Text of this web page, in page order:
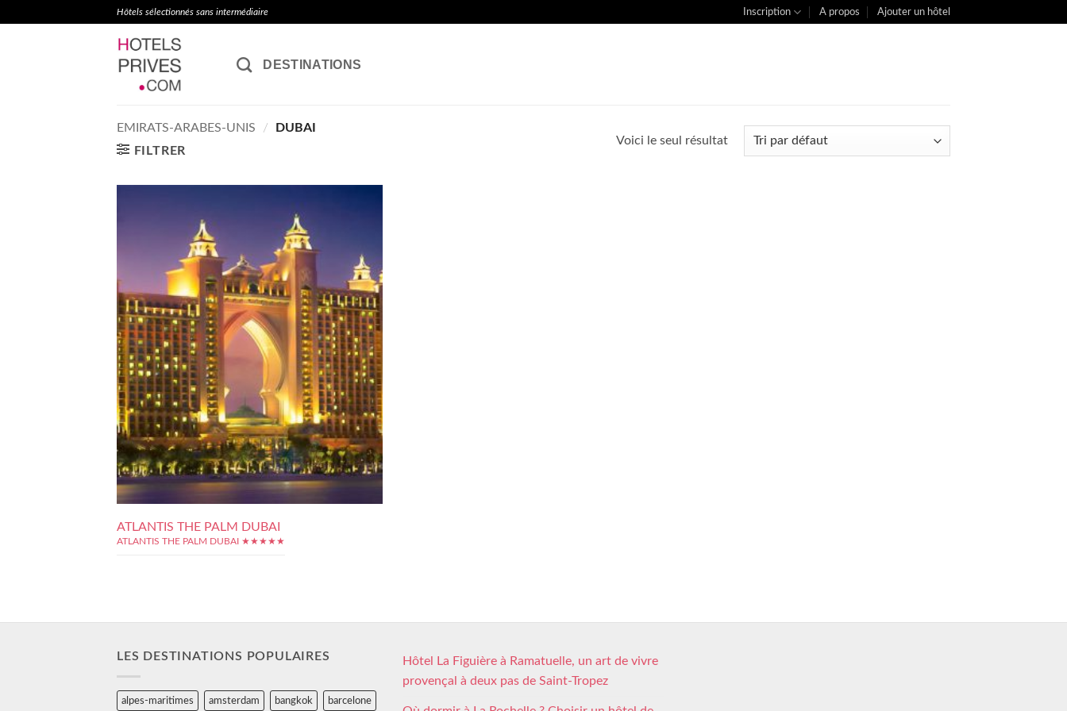
Hôtels sélectionnés sans intermédiaire Inscription A propos Ajouter un hôtel
DESTINATIONS
EMIRATS-ARABES-UNIS /
DUBAI
FILTRER
Voici le seul résultat
ATLANTIS THE PALM DUBAI
ATLANTIS THE PALM DUBAI ★★★★★
LES DESTINATIONS POPULAIRES
alpes-maritimes amsterdam bangkok barcelone
Hôtel La Figuière à Ramatuelle, un art de vivre
provençal à deux pas de Saint-Tropez